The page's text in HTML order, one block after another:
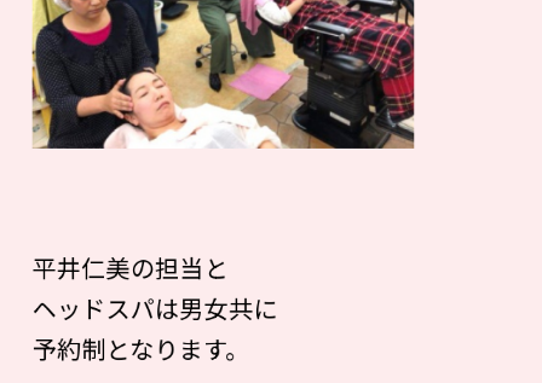
平井仁美の担当と
ヘッドスパは男女共に
予約制となります。